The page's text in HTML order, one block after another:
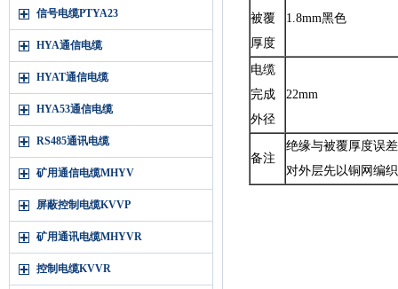
信号电缆PTYA23
HYA通信电缆
HYAT通信电缆
HYA53通信电缆
RS485通讯电缆
矿用通信电缆MHYV
屏蔽控制电缆KVVP
矿用通讯电缆MHYVR
控制电缆KVVR
被覆
厚度
1.8mm黑色
电缆
完成
外径
22mm
备注
绝缘与被覆厚度误
对外层先以铜网编